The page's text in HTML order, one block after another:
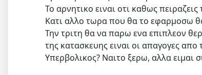
Το αρνητικο ειναι οτι καθως
Κατι αλλο τωρα που θα το εφαρμοσω
Την τριτη θα να παρω ενα επιπλεον
της κατασκευης ειναι οι απαγογες
Υπερβολικος? Ναιτο ξερω, αλλα ειμαι